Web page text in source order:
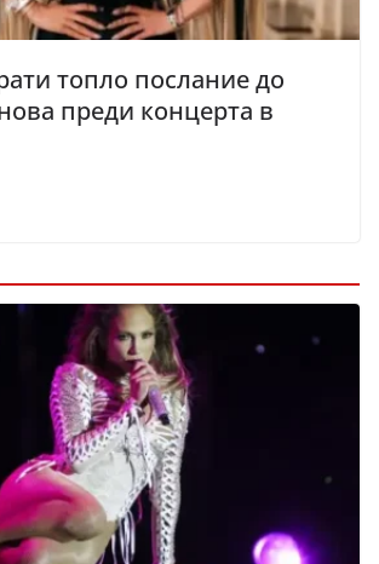
топло послание до
преди концерта в